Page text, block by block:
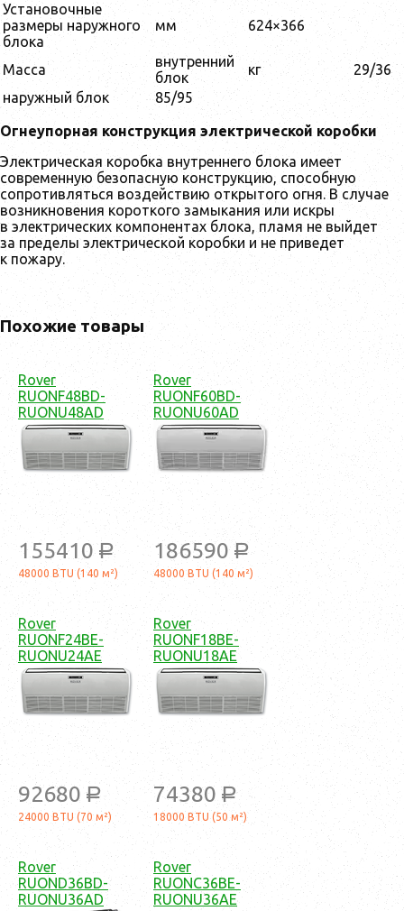
Установочные
размеры наружного
блока
мм 624×366
Масса
внутренний
блок
кг
29/36
наружный блок
85/95
Огнеупорная конструкция электрической коробки
Электрическая коробка внутреннего блока имеет
современную безопасную конструкцию, способную
сопротивляться воздействию открытого огня. В случае
возникновения короткого замыкания или искры
в электрических компонентах блока, пламя не выйдет
за пределы электрической коробки и не приведет
к пожару.
Похожие товары
Rover
RUONF48BD-
RUONU48AD
155410 a
48000 BTU (140 м²)
Rover
RUONF60BD-
RUONU60AD
186590 a
48000 BTU (140 м²)
Rover
RUONF24BE-
RUONU24AE
92680 a
24000 BTU (70 м²)
Rover
RUONF18BE-
RUONU18AE
74380 a
18000 BTU (50 м²)
Rover
RUOND36BD-
RUONU36AD
Rover
RUONC36BE-
RUONU36AE